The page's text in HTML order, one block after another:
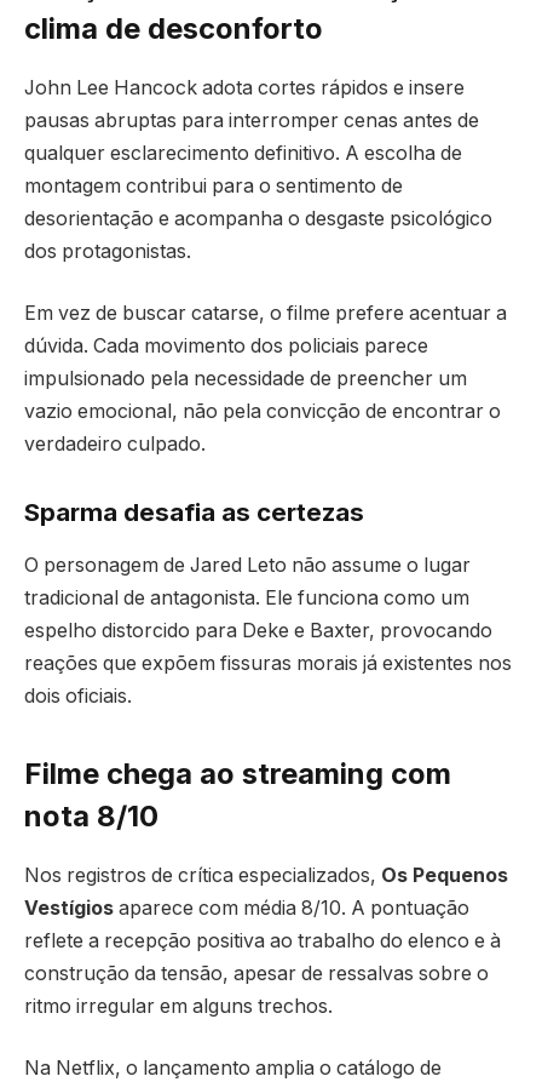
clima de desconforto
John Lee Hancock adota cortes rápidos e insere
pausas abruptas para interromper cenas antes de
qualquer esclarecimento definitivo. A escolha de
montagem contribui para o sentimento de
desorientação e acompanha o desgaste psicológico
dos protagonistas.
Em vez de buscar catarse, o filme prefere acentuar a
dúvida. Cada movimento dos policiais parece
impulsionado pela necessidade de preencher um
vazio emocional, não pela convicção de encontrar o
verdadeiro culpado.
Sparma desafia as certezas
O personagem de Jared Leto não assume o lugar
tradicional de antagonista. Ele funciona como um
espelho distorcido para Deke e Baxter, provocando
reações que expõem fissuras morais já existentes nos
dois oficiais.
Filme chega ao streaming com
nota 8/10
Nos registros de crítica especializados, Os Pequenos
Vestígios aparece com média 8/10. A pontuação
reflete a recepção positiva ao trabalho do elenco e à
construção da tensão, apesar de ressalvas sobre o
ritmo irregular em alguns trechos.
Na Netflix, o lançamento amplia o catálogo de